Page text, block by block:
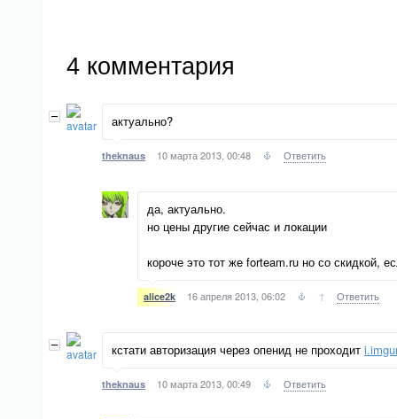
4 комментария
актуально?
theknaus 10 марта 2013, 00:48 Ответить
да, актуально.
но цены другие сейчас и локации
короче это тот же forteam.ru но со скидкой,
alice2k 16 апреля 2013, 06:02 ↑ Ответить
кстати авторизация через опенид не проходит
theknaus 10 марта 2013, 00:49 Ответить